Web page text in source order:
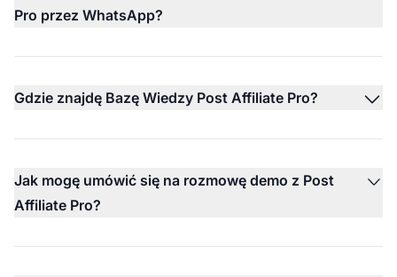
Pro przez WhatsApp?
Gdzie znajdę Bazę Wiedzy Post Affiliate Pro?
Jak mogę umówić się na rozmowę demo z Post
Affiliate Pro?